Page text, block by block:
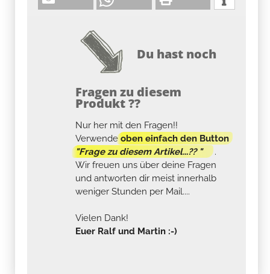
Du hast noch
Fragen zu diesem
Produkt ??
Nur her mit den Fragen!!
Verwendeoben einfach den Button
"Frage zu diesem Artikel...?? "
.
Wir freuen uns über deine Fragen
und antworten dir meist innerhalb
weniger Stunden per Mail....
Vielen Dank!
Euer Ralf und Martin :-)